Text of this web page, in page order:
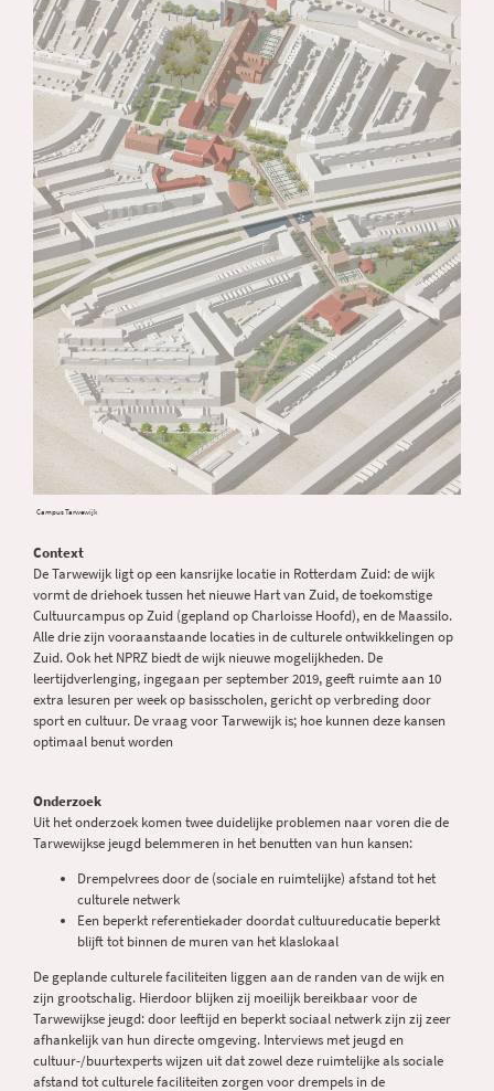
Campus Tarwewijk
Context
De Tarwewijk ligt op een kansrijke locatie in Rotterdam Zuid: de wijk
vormt de driehoek tussen het nieuwe Hart van Zuid, de toekomstige
Cultuurcampus op Zuid (gepland op Charloisse Hoofd), en de Maassilo.
Alle drie zijn vooraanstaande locaties in de culturele ontwikkelingen op
Zuid. Ook het NPRZ biedt de wijk nieuwe mogelijkheden. De
leertijdverlenging, ingegaan per september 2019, geeft ruimte aan 10
extra lesuren per week op basisscholen, gericht op verbreding door
sport en cultuur. De vraag voor Tarwewijk is; hoe kunnen deze kansen
optimaal benut worden
Onderzoek
Uit het onderzoek komen twee duidelijke problemen naar voren die de
Tarwewijkse jeugd belemmeren in het benutten van hun kansen:
Drempelvrees door de (sociale en ruimtelijke) afstand tot het
culturele netwerk
Een beperkt referentiekader doordat cultuureducatie beperkt
blijft tot binnen de muren van het klaslokaal
De geplande culturele faciliteiten liggen aan de randen van de wijk en
zijn grootschalig. Hierdoor blijken zij moeilijk bereikbaar voor de
Tarwewijkse jeugd: door leeftijd en beperkt sociaal netwerk zijn zij zeer
afhankelijk van hun directe omgeving. Interviews met jeugd en
cultuur-/buurtexperts wijzen uit dat zowel deze ruimtelijke als sociale
afstand tot culturele faciliteiten zorgen voor drempels in de